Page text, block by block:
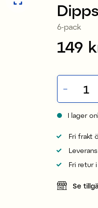
6-pack
Pris :
149
I lager
Fri frakt
Fri retur
Se